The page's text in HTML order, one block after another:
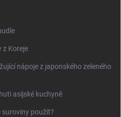
z Koreje
nápoje z japonského zeleného
asijské kuchyně
použít?